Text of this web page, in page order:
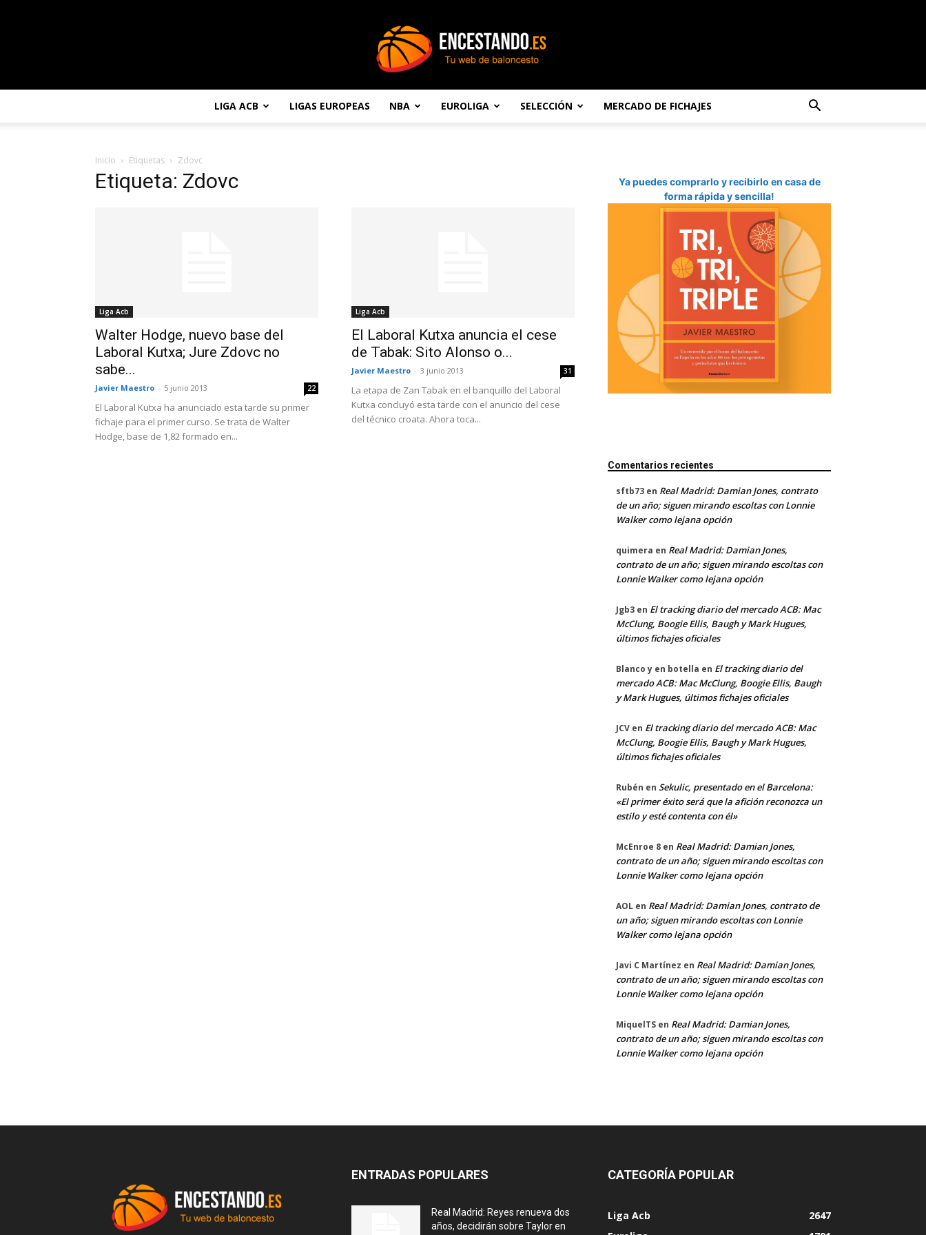
LIGA ACB LIGAS EUROPEAS NBA EUROLIGA SELECCIÓN MERCADO DE FICHAJES
Inicio Etiquetas Zdovc
Etiqueta: Zdovc
Liga Acb
Walter Hodge, nuevo base del
Laboral Kutxa; Jure Zdovc no
sabe...
Javier Maestro - 5 junio 2013 22
El Laboral Kutxa ha anunciado esta tarde su primer
fichaje para el primer curso. Se trata de Walter
Hodge, base de 1,82 formado en...
Liga Acb
El Laboral Kutxa anuncia el cese
de Tabak: Sito Alonso o...
Javier Maestro - 3 junio 2013 31
La etapa de Zan Tabak en el banquillo del Laboral
Kutxa concluyó esta tarde con el anuncio del cese
del técnico croata. Ahora toca...
Ya puedes comprarlo y recibirlo en casa de
forma rápida y sencilla!
Comentarios recientes
sftb73 en Real Madrid: Damian Jones, contrato
de un año; siguen mirando escoltas con Lonnie
Walker como lejana opción
quimera en Real Madrid: Damian Jones,
contrato de un año; siguen mirando escoltas con
Lonnie Walker como lejana opción
Jgb3 en El tracking diario del mercado ACB: Mac
McClung, Boogie Ellis, Baugh y Mark Hugues,
últimos fichajes oficiales
Blanco y en botella en El tracking diario del
mercado ACB: Mac McClung, Boogie Ellis, Baugh
y Mark Hugues, últimos fichajes oficiales
JCV en El tracking diario del mercado ACB: Mac
McClung, Boogie Ellis, Baugh y Mark Hugues,
últimos fichajes oficiales
Rubén en Sekulic, presentado en el Barcelona:
«El primer éxito será que la afición reconozca un
estilo y esté contenta con él»
McEnroe 8 en Real Madrid: Damian Jones,
contrato de un año; siguen mirando escoltas con
Lonnie Walker como lejana opción
AOL en Real Madrid: Damian Jones, contrato de
un año; siguen mirando escoltas con Lonnie
Walker como lejana opción
Javi C Martínez en Real Madrid: Damian Jones,
contrato de un año; siguen mirando escoltas con
Lonnie Walker como lejana opción
MiquelTS en Real Madrid: Damian Jones,
contrato de un año; siguen mirando escoltas con
Lonnie Walker como lejana opción
ENTRADAS POPULARES
Real Madrid: Reyes renueva dos
años, decidirán sobre Taylor en
CATEGORÍA POPULAR
Liga Acb
2647